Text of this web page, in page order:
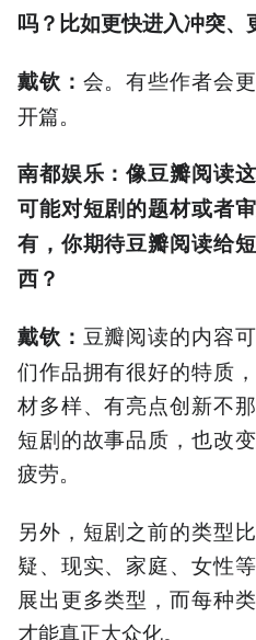
吗？比如更快进入冲突、
戴钦： 会。有些作者会
开篇。
南都娱乐：像豆瓣阅读
可能对短剧的题材或者
有，你期待豆瓣阅读给
西？
戴钦： 豆瓣阅读的内容
们作品拥有很好的特质
材多样、有亮点创新不
短剧的故事品质，也改
疲劳。
另外，短剧之前的类型
疑、现实、家庭、女性
展出更多类型，而每种
才能真正大众化。